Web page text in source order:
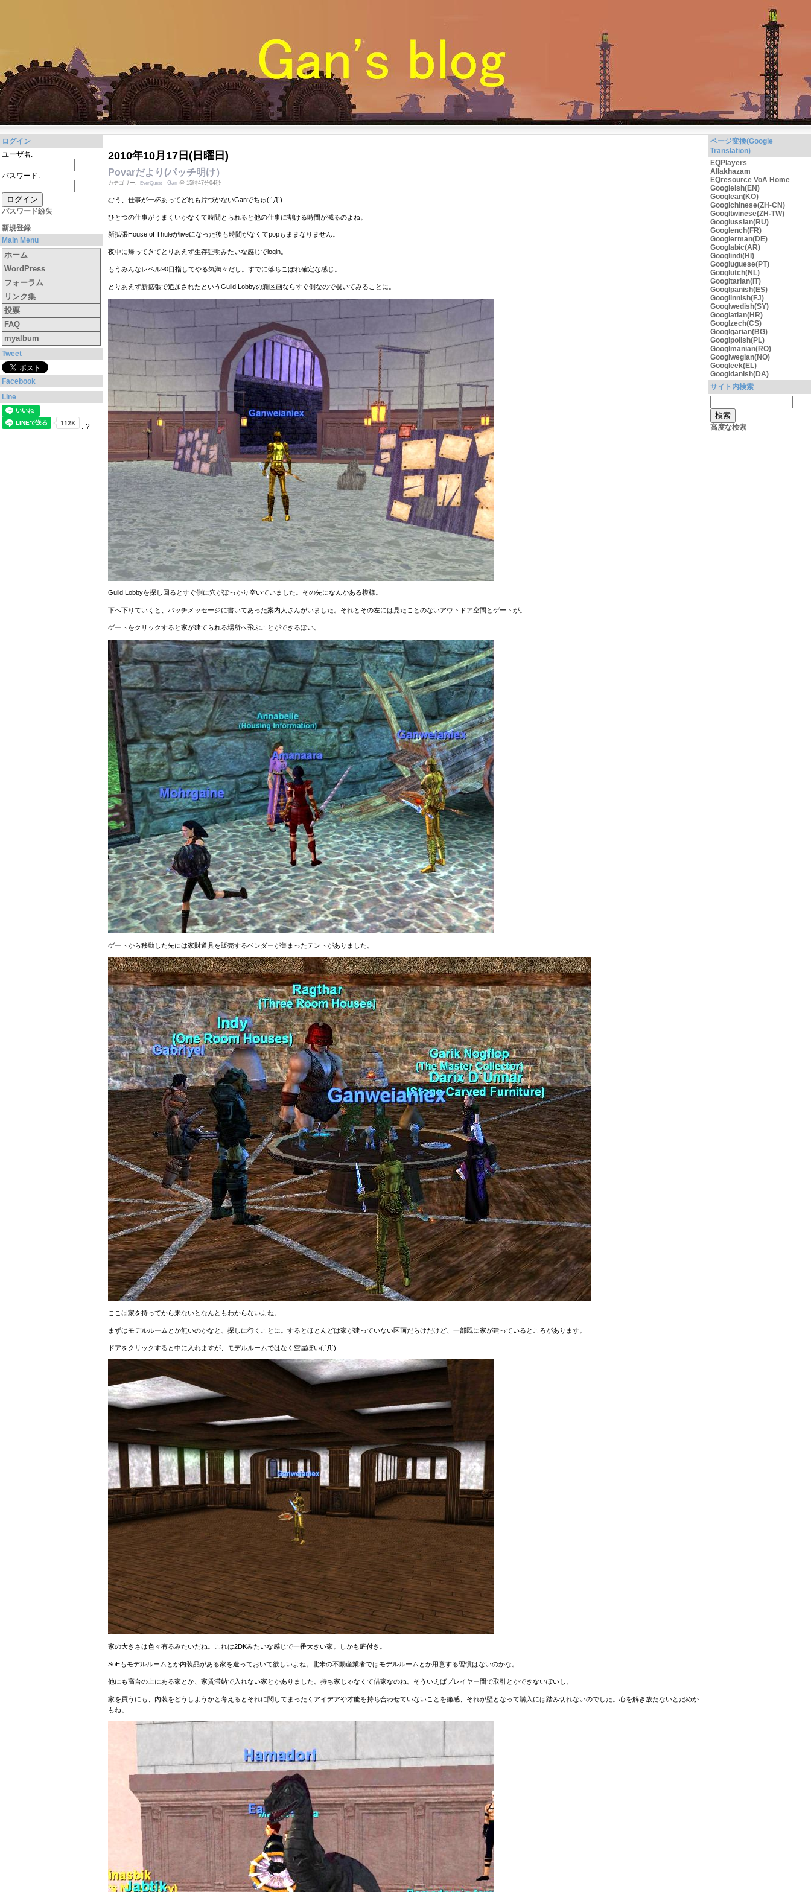
ログイン
ユーザ名:
パスワード:
パスワード紛失
新規登録
Main Menu
ホーム
WordPress
フォーラム
リンク集
投票
FAQ
myalbum
Tweet
Facebook
Line
:-?
2010年10月17日(日曜日)
Povarだより(パッチ明け）
カテゴリー: EverQuest - Gan @ 15時47分04秒
むう、仕事が一杯あってどれも片づかないGanでちゅ(;´Д`)
ひとつの仕事がうまくいかなくて時間とられると他の仕事に割ける時間が減るのよね。
新拡張House of Thuleがliveになった後も時間がなくてpopもままなりません。
夜中に帰ってきてとりあえず生存証明みたいな感じでlogin。
もうみんなレベル90目指してやる気満々だし。すでに落ちこぼれ確定な感じ。
とりあえず新拡張で追加されたというGuild Lobbyの新区画ならすぐ側なので覗いてみることに。
Guild Lobbyを探し回るとすぐ側に穴がぽっかり空いていました。その先になんかある模様。
下へ下りていくと、パッチメッセージに書いてあった案内人さんがいました。それとその左には見たことのないアウトドア空間とゲートが。
ゲートをクリックすると家が建てられる場所へ飛ぶことができるぽい。
ゲートから移動した先には家財道具を販売するベンダーが集まったテントがありました。
ここは家を持ってから来ないとなんともわからないよね。
まずはモデルルームとか無いのかなと、探しに行くことに。するとほとんどは家が建っていない区画だらけだけど、一部既に家が建っているところがあります。
ドアをクリックすると中に入れますが、モデルルームではなく空屋ぽい(;´Д`)
家の大きさは色々有るみたいだね。これは2DKみたいな感じで一番大きい家。しかも庭付き。
SoEもモデルルームとか内装品がある家を造っておいて欲しいよね。北米の不動産業者ではモデルルームとか用意する習慣はないのかな。
他にも高台の上にある家とか、家賃滞納で入れない家とかありました。持ち家じゃなくて借家なのね。そういえばプレイヤー間で取引とかできないぽいし。
家を買うにも、内装をどうしようかと考えるとそれに関してまったくアイデアや才能を持ち合わせていないことを痛感、それが壁となって購入には踏み切れないのでした。心を解き放たないとだめか
もね。
ページ変換(Google
Translation)
EQPlayers
Allakhazam
EQresource VoA Home
Googleish(EN)
Googlean(KO)
Googlchinese(ZH-CN)
Googltwinese(ZH-TW)
Googlussian(RU)
Googlench(FR)
Googlerman(DE)
Googlabic(AR)
Googlindi(HI)
Googluguese(PT)
Googlutch(NL)
Googltarian(IT)
Googlpanish(ES)
Googlinnish(FJ)
Googlwedish(SY)
Googlatian(HR)
Googlzech(CS)
Googlgarian(BG)
Googlpolish(PL)
Googlmanian(RO)
Googlwegian(NO)
Googleek(EL)
Googldanish(DA)
サイト内検索
高度な検索